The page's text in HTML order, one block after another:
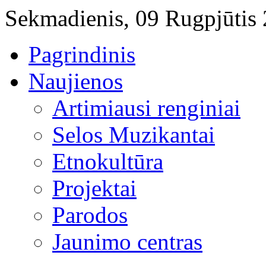
Sekmadienis, 09 Rugpjūtis
Pagrindinis
Naujienos
Artimiausi renginiai
Selos Muzikantai
Etnokultūra
Projektai
Parodos
Jaunimo centras